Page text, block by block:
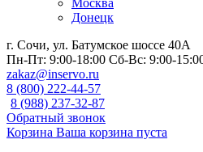
Москва
Донецк
г. Сочи, ул. Батумское шоссе 40А
Пн-Пт: 9:00-18:00 Сб-Вс: 9:00-
zakaz@inservo.ru
8 (800) 222-44-57
8 (988) 237-32-87
Обратный звонок
Корзина Ваша корзина пуста